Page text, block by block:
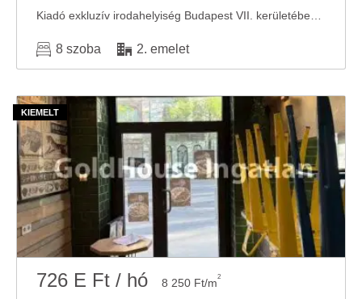
8 szoba 2. emelet
726 E Ft / hó 8 250 Ft/m2